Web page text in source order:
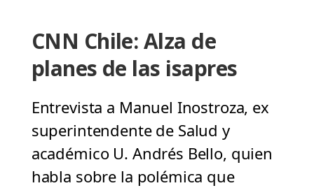
CNN Chile: Alza de
planes de las isapres
Entrevista a Manuel Inostroza, ex
superintendente de Salud y
académico U. Andrés Bello, quien
habla sobre la polémica que